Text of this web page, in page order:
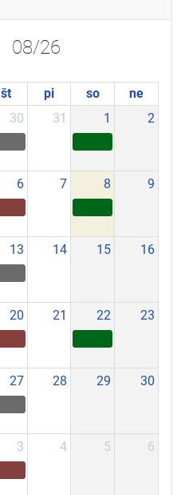
08/26
št pi so
ne
30 31 1 2
6 7 8 9
13 14 15 16
20 21 22 23
27 28 29 30
3 4 5 6